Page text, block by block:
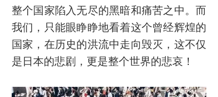
整个国家陷入无尽的黑暗和痛苦之中。而
我们，只能眼睁睁地看着这个曾经辉煌的
国家，在历史的洪流中走向毁灭，这不仅
是日本的悲剧，更是整个世界的悲哀！